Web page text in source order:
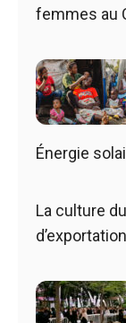
femmes au
Énergie
La culture